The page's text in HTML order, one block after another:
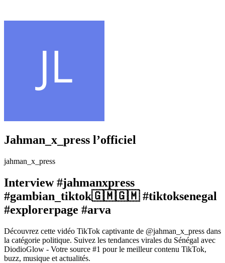
Jahman_x_press l’officiel
jahman_x_press
Interview #jahmanxpress
#gambian_tiktok🇬🇲🇬🇲 #tiktoksenegal
#explorerpage #arva
Découvrez cette vidéo TikTok captivante de @jahman_x_press dans
la catégorie politique. Suivez les tendances virales du Sénégal avec
DiodioGlow - Votre source #1 pour le meilleur contenu TikTok,
buzz, musique et actualités.